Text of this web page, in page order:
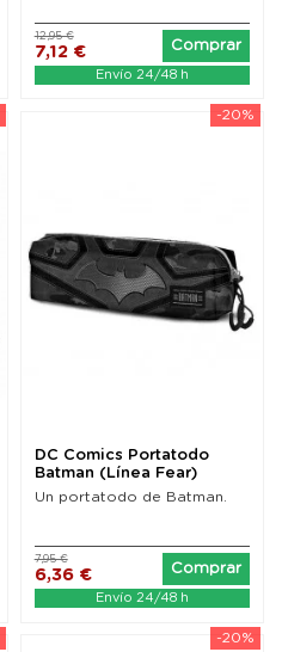
7,12 €
12,95 €
Comprar
Envío 24/48 h
-20%
DC Comics Portatodo
Batman (Línea Fear)
Un portatodo de Batman.
6,36 €
7,95 €
Comprar
Envío 24/48 h
-20%